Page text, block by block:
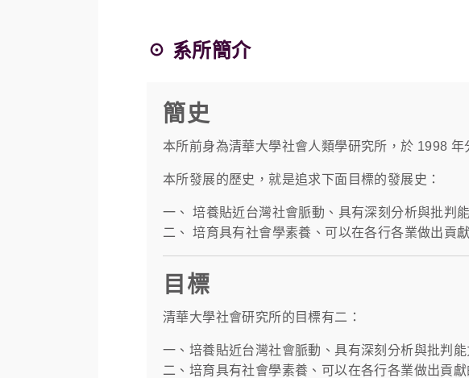
☉ 系所簡介
簡史
本所前身為清華大學社會人類學研究所，於 1998 年
本所發展的歷史，就是追求下面目標的發展史：
一、 培養貼近台灣社會脈動、具有深刻分析與批判
二、 培育具有社會學素養、可以在各行各業做出貢
目標
清華大學社會研究所的目標有二：
一、培養貼近台灣社會脈動、具有深刻分析與批判
二、培育具有社會學素養、可以在各行各業做出貢獻